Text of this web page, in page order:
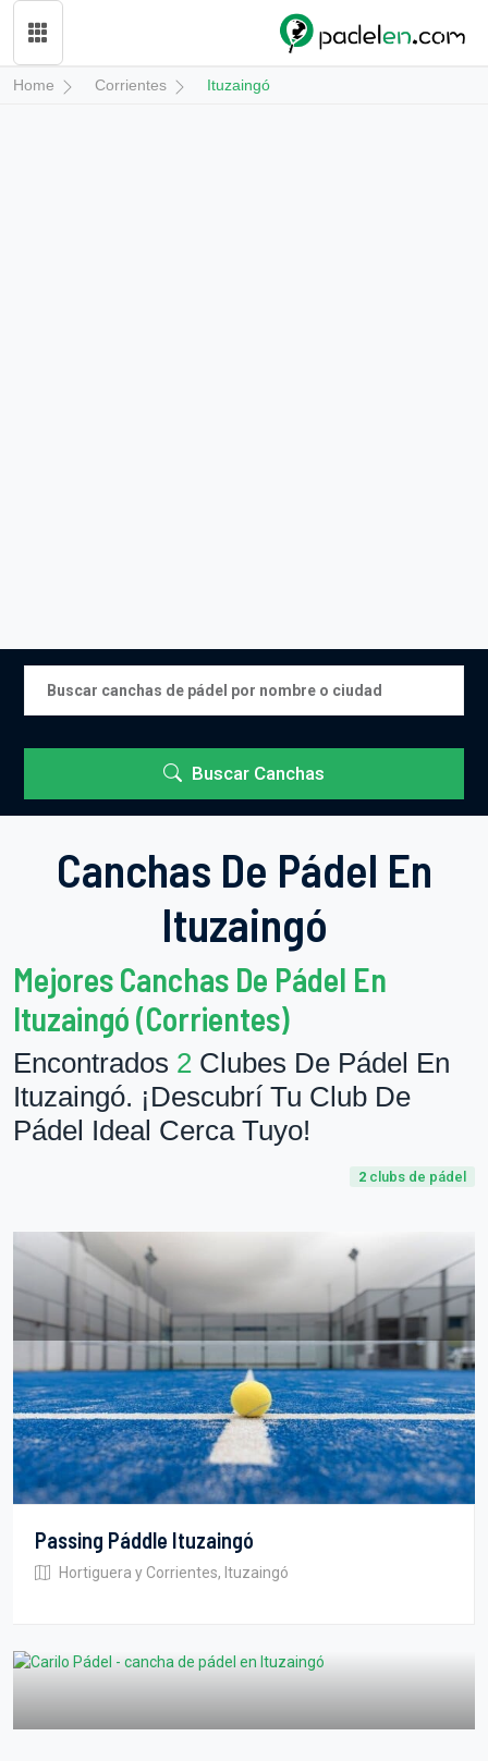
Home Corrientes Ituzaingó
Buscar Canchas
Canchas De Pádel En
Ituzaingó
Mejores Canchas De Pádel En
Ituzaingó (Corrientes)
Encontrados 2 Clubes De Pádel En
Ituzaingó. ¡Descubrí Tu Club De
Pádel Ideal Cerca Tuyo!
2 clubs de pádel
Passing Páddle Ituzaingó
Hortiguera y Corrientes, Ituzaingó